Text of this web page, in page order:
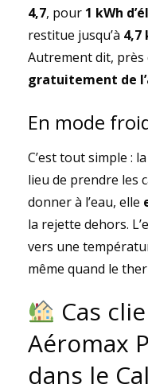
4,7, pour 1 kWh
restitue jusqu’à 4,7
Autrement dit, près
gratuitement de
En mode
C’est tout simple : la
lieu de prendre les
donner à l’eau, elle
la rejette dehors.
vers une
même quand le
Cas
Aéromax
dans le